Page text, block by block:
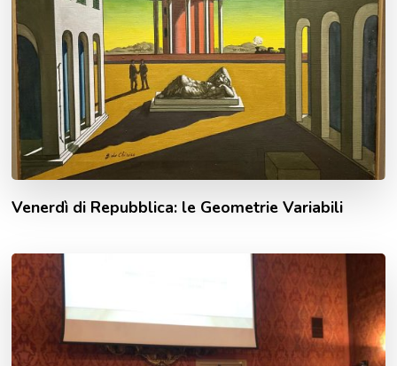
Venerdì di Repubblica: le Geometrie Variabili